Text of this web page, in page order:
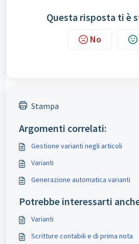
Questa risposta ti è
No
Stampa
Argomenti correlati:
Gestione varianti negli articoli
Varianti
Generazione automatica varianti
Potrebbe interessarti
Varianti
Scritture contabili e di prima nota